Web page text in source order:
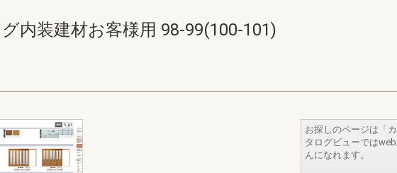
内装建材お客様用 98-99(100-101)
お探しのページは「
タログビューでは
んになれます。